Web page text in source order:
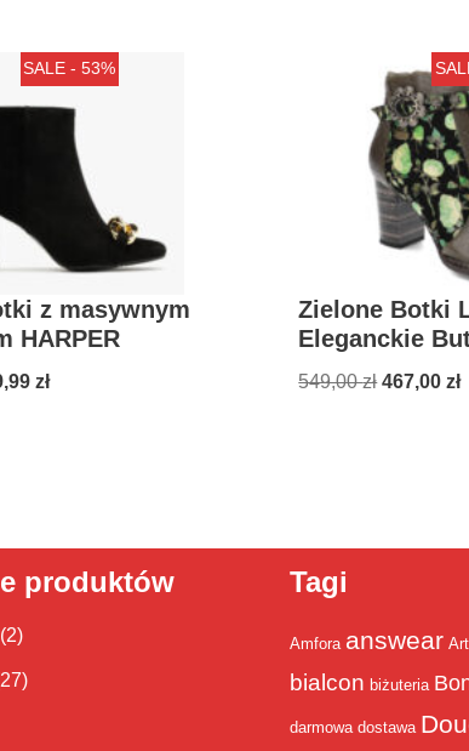
SALE - 53%
z masywnym
HARPER
zł
Zielone Botki
Eleganckie
549,00zł 467,00zł
produktów
(2)
Tagi
Amfora answear
bialcon biżuteria
darmowa dostawa